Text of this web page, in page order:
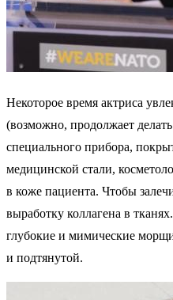
Некоторое время актриса
(возможно, продолжает
специального прибора,
медицинской стали,
в коже пациента. Чтобы
выработку коллагена в
глубокие и мимические
и подтянутой.